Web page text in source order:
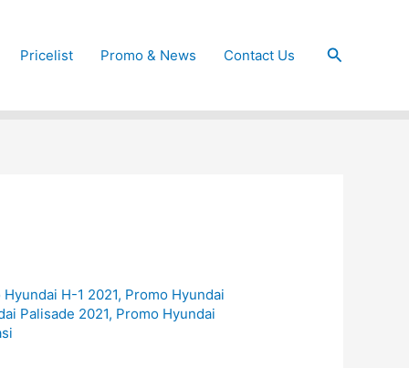
Pricelist Promo & News Contact Us Cari
Hyundai H-1 2021, Promo Hyundai
Palisade 2021, Promo Hyundai